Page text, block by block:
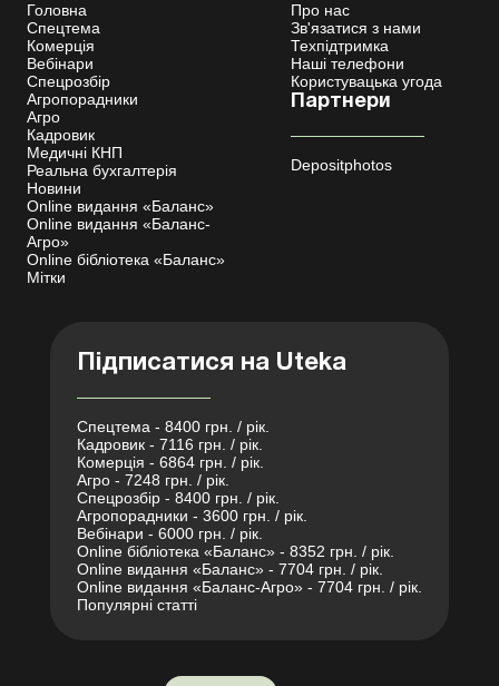
Головна
Спецтема
Комерція
Вебінари
Спецрозбір
Агропорадники
Агро
Кадровик
Медичні КНП
Реальна бухгалтерія
Новини
Online видання «Баланс»
Online видання «Баланс-
Агро»
Online бібліотека «Баланс»
Мітки
Про нас
Зв'язатися з нами
Техпідтримка
Наші телефони
Користувацька угода
Партнери
Depositphotos
Підписатися на Uteka
Спецтема - 8400 грн. / рік.
Кадровик - 7116 грн. / рік.
Комерція - 6864 грн. / рік.
Агро - 7248 грн. / рік.
Спецрозбір - 8400 грн. / рік.
Агропорадники - 3600 грн. / рік.
Вебінари - 6000 грн. / рік.
Online бібліотека «Баланс» - 8352 грн. / рік.
Online видання «Баланс» - 7704 грн. / рік.
Online видання «Баланс-Агро» - 7704 грн. / рік.
Популярні статті